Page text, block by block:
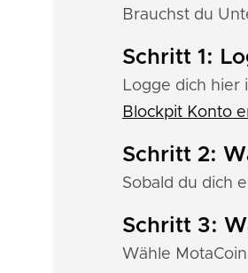
Brauchst du
Schritt 1:
Logge dich
Blockpit Konto
Schritt 2:
Sobald du dich
Schritt 3:
Wähle